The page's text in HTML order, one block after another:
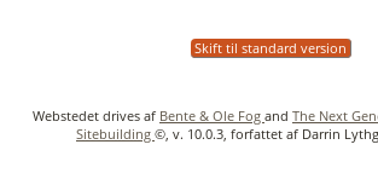
Skift til standard version
Webstedet drives af Bente & Ole Fog and The Next
Sitebuilding ©, v. 10.0.3, forfattet af Darrin